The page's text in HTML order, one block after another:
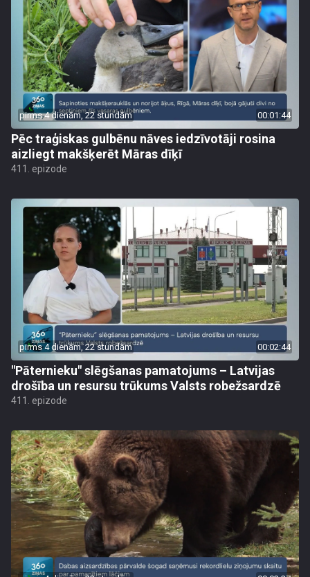
pirms 4 dienām, 22 stundām 00:01:44
Pēc traģiskas gulbēnu nāves iedzīvotāji rosina
aizliegt makšķerēt Māras dīķī
411. epizode
pirms 4 dienām, 22 stundām 00:02:44
"Pāternieku" slēgšanas pamatojums – Latvijas
drošība un resursu trūkums Valsts robežsardzē
411. epizode